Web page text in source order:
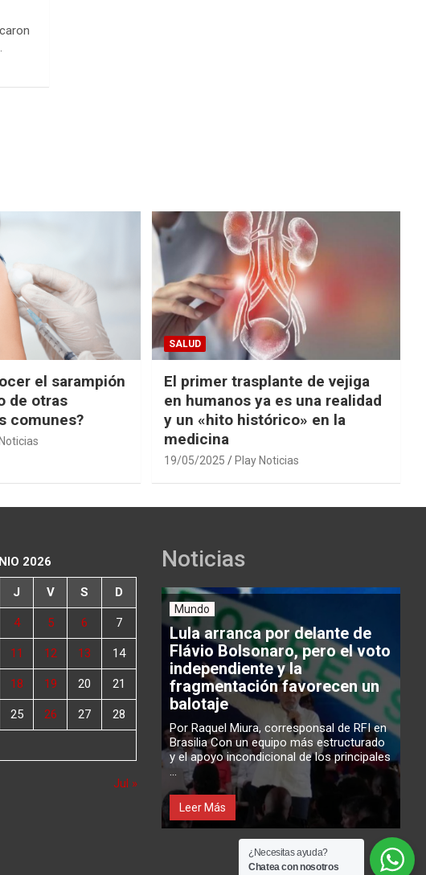
el sarampión
de otras
comunes?
SALUD
El primer trasplante de vejiga
en humanos ya es una realidad
y un «hito histórico» en la
medicina
19/05/2025 Play Noticias
2026
J V S D
4 5 6 7
11 12 13 14
18 19 20 21
25 26 27 28
Jul »
Noticias
Mundo
Lula arranca por delante de
Flávio Bolsonaro, pero el voto
independiente y la
fragmentación favorecen un
balotaje
Por Raquel Miura, corresponsal de RFI en
Brasilia Con un equipo más estructurado
y el apoyo incondicional de los principales
...
Leer Más
¿Necesitas ayuda?
Chatea con nosotros